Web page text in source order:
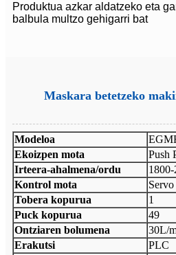
Produktua azkar aldatzeko eta
balbula multzo gehigarri bat
Maskara betetzeko
Modeloa
Ekoizpen mota
Push
Irteera-ahalmena/ordu
Kontrol mota
Tobera kopurua
1
Puck kopurua
49
Ontziaren bolumena
30L/
Erakutsi
PLC